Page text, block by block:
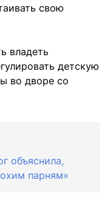
свою
владеть
детскую
во дворе со
объяснила,
парням»